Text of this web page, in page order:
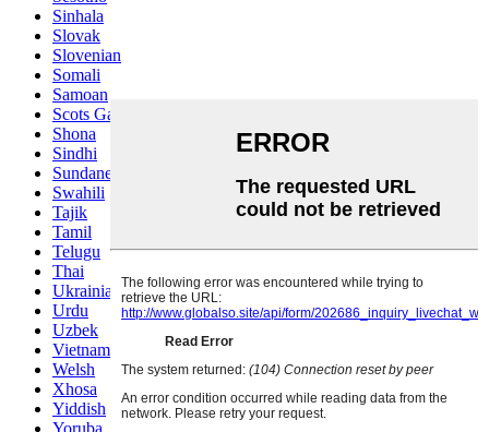
Sinhala
Slovak
Slovenian
Somali
Samoan
Scots Gaelic
Shona
Sindhi
Sundanese
Swahili
Tajik
Tamil
Telugu
Thai
Ukrainian
Urdu
Uzbek
Vietnamese
Welsh
Xhosa
Yiddish